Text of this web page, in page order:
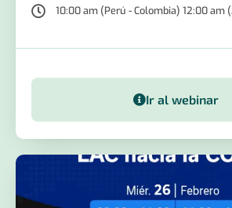
10:00 am (Perú - Colombia) 12:00 am
Ir al webinar